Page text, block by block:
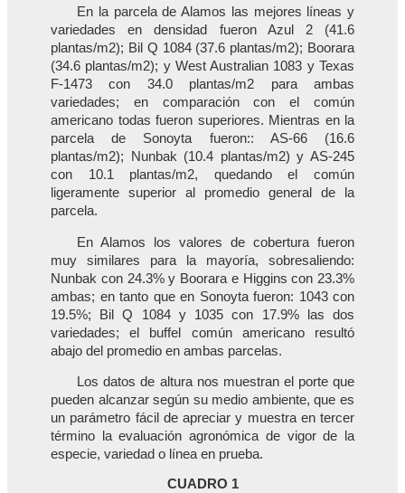
En la parcela de Alamos las mejores líneas y
variedades en densidad fueron Azul 2 (41.6
plantas/m2); Bil Q 1084 (37.6 plantas/m2); Boorara
(34.6 plantas/m2); y West Australian 1083 y Texas
F-1473 con 34.0 plantas/m2 para ambas
variedades; en comparación con el común
americano todas fueron superiores. Mientras en la
parcela de Sonoyta fueron:: AS-66 (16.6
plantas/m2); Nunbak (10.4 plantas/m2) y AS-245
con 10.1 plantas/m2, quedando el común
ligeramente superior al promedio general de la
parcela.
En Alamos los valores de cobertura fueron
muy similares para la mayoría, sobresaliendo:
Nunbak con 24.3% y Boorara e Higgins con 23.3%
ambas; en tanto que en Sonoyta fueron: 1043 con
19.5%; Bil Q 1084 y 1035 con 17.9% las dos
variedades; el buffel común americano resultó
abajo del promedio en ambas parcelas.
Los datos de altura nos muestran el porte que
pueden alcanzar según su medio ambiente, que es
un parámetro fácil de apreciar y muestra en tercer
término la evaluación agronómica de vigor de la
especie, variedad o línea en prueba.
CUADRO 1